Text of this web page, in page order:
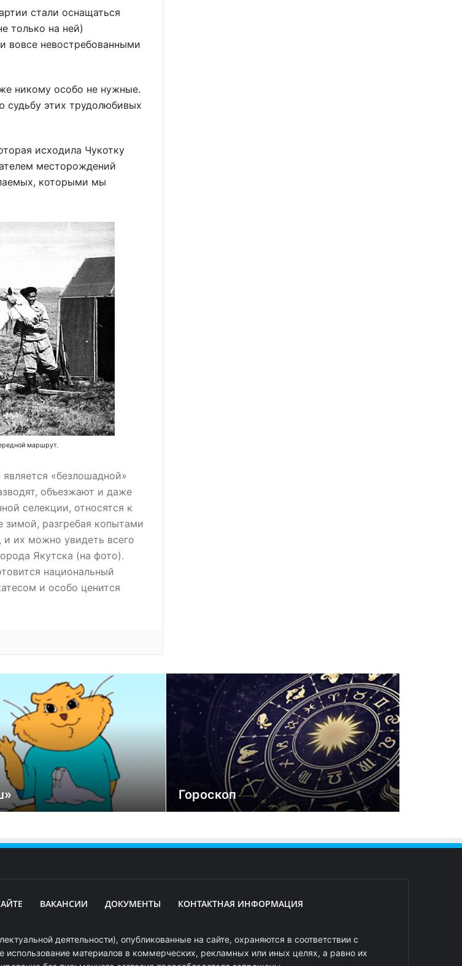
стали оснащаться
только на ней)
вовсе невостребованными
никому особо не нужные.
судьбу этих трудолюбивых
исходила Чукотку
месторождений
которыми мы
маршрут.
«безлошадной»
объезжают и даже
селекции, относятся к
разгребая копытами
и их можно увидеть всего
Якутска (на фото).
национальный
и особо ценится
Гороскоп
ВАКАНСИИ ДОКУМЕНТЫ КОНТАКТНАЯ ИНФОРМАЦИЯ
деятельности), опубликованные на сайте, охраняются в соответствии с
использование материалов в коммерческих, рекламных или иных целях, а равно их